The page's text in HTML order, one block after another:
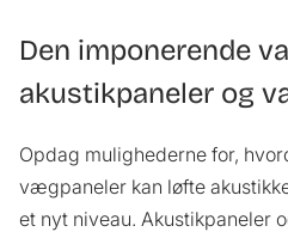
Den imponerende
akustikpaneler og
Opdag mulighederne for,
vægpaneler kan løfte
et nyt niveau. Akustikpaneler